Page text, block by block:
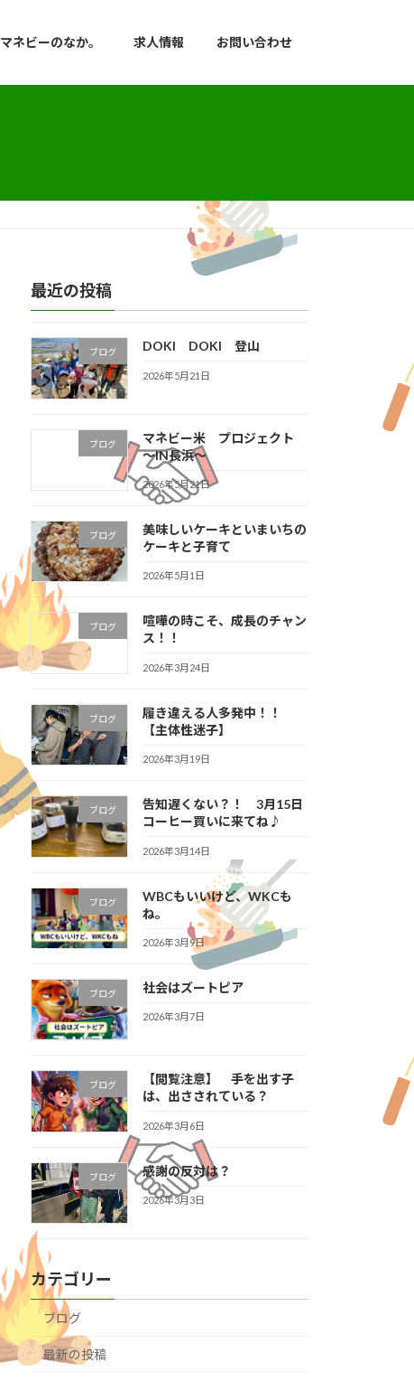
マネビーのなか。 求人情報 お問い合わせ
最近の投稿
ブログ DOKI DOKI 登山
2026年5月21日
ブログ
マネビー米 プロジェクト
～IN長浜～
2026年5月21日
ブログ
美味しいケーキといまいちの
ケーキと子育て
2026年5月1日
ブログ
喧嘩の時こそ、成長のチャン
ス！！
2026年3月24日
ブログ
履き違える人多発中！！
【主体性迷子】
2026年3月19日
ブログ
告知遅くない？！ 3月15日
コーヒー買いに来てね♪
2026年3月14日
ブログ
WBCもいいけど、WKCも
ね。
2026年3月9日
ブログ 社会はズートピア
2026年3月7日
ブログ
【閲覧注意】 手を出す子
は、出さされている？
2026年3月6日
ブログ 感謝の反対は？
2026年3月3日
カテゴリー
ブログ
最新の投稿